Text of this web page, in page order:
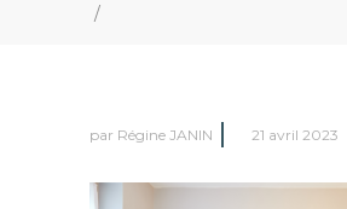
/
par Régine JANIN 21 avril 2023